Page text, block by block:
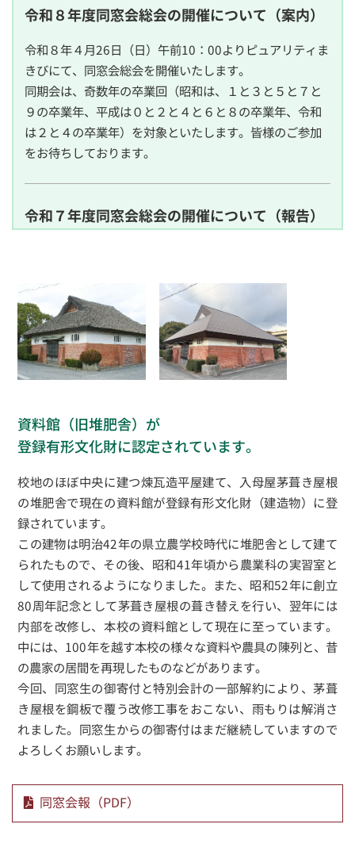
令和８年度同窓会総会の開催について（案内）
令和８年４月26日（日）午前10：00よりピュアリティま
きびにて、同窓会総会を開催いたします。
同期会は、奇数年の卒業回（昭和は、１と３と５と７と
９の卒業年、平成は０と２と４と６と８の卒業年、令和
は２と４の卒業年）を対象といたします。皆様のご参加
をお待ちしております。
令和７年度同窓会総会の開催について（報告）
同期会は、４と９の卒業回（昭和卒は３と８、平成卒は
０と５の卒業年）を対象に行い、５グループの同期会、
総勢52名の会となりました。
資料館（旧堆肥舎）が
登録有形文化財に認定されています。
校地のほぼ中央に建つ煉瓦造平屋建て、入母屋茅葺き屋根
の堆肥舎で現在の資料館が登録有形文化財（建造物）に登
録されています。
この建物は明治42年の県立農学校時代に堆肥舎として建て
られたもので、その後、昭和41年頃から農業科の実習室と
して使用されるようになりました。また、昭和52年に創立
80周年記念として茅葺き屋根の葺き替えを行い、翌年には
内部を改修し、本校の資料館として現在に至っています。
中には、100年を越す本校の様々な資料や農具の陳列と、昔
の農家の居間を再現したものなどがあります。
今回、同窓生の御寄付と特別会計の一部解約により、茅葺
き屋根を鋼板で覆う改修工事をおこない、雨もりは解消さ
れました。同窓生からの御寄付はまだ継続していますので
よろしくお願いします。
同窓会報（PDF）